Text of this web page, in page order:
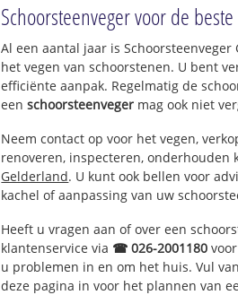
Horssen
Schoorsteenveger voor de
Al een aantal jaar is
het vegen van schoorstenen. U bent
efficiënte aanpak. Regelmatig de
eenschoorsteenveger mag ook niet
Neem contact op voor het vegen,
renoveren, inspecteren, onderhouden
Gelderland. U kunt ook bellen voor
kachel of aanpassing van uw
Heeft u vragen aan of over een
klantenservice via ☎ 026-2001180
u problemen in en om het huis. Vul
deze pagina in voor het plannen van